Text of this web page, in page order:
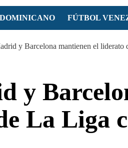
FÚTBOL
y Barcelona mantienen el liderato
y
La Liga